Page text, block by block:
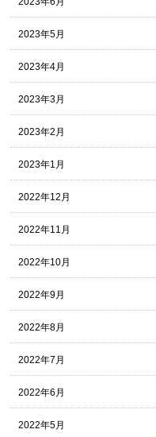
2023年5月
2023年4月
2023年3月
2023年2月
2023年1月
2022年12月
2022年11月
2022年10月
2022年9月
2022年8月
2022年7月
2022年6月
2022年5月